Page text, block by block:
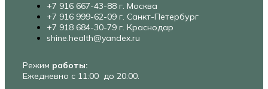
+7 916 667-43-88 г. Москва
+7 916 999-62-09 г. Санкт-Петербург
+7 918 684-30-79 г. Краснодар
shine.health@yandex.ru
Режим работы:
Ежедневно с 11:00 до 20:00.